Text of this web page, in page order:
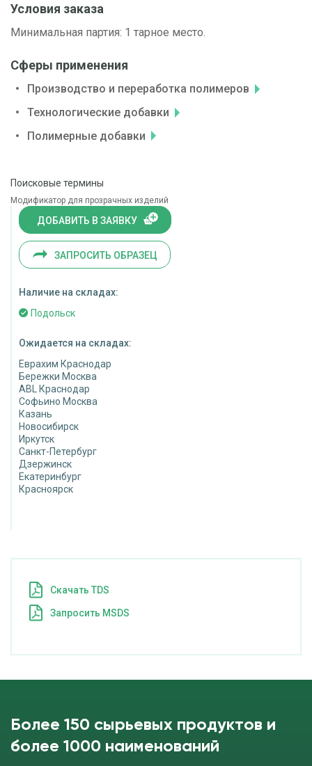
Условия заказа
Минимальная партия: 1 тарное место.
Сферы применения
Производство и переработка полимеров
Технологические добавки
Полимерные добавки
Поисковые термины
Модификатор для прозрачных изделий
ДОБАВИТЬ В ЗАЯВКУ
ЗАПРОСИТЬ ОБРАЗЕЦ
Наличие на складах:
Подольск
Ожидается на складах:
Еврахим Краснодар
Бережки Москва
ABL Краснодар
Софьино Москва
Казань
Новосибирск
Иркутск
Санкт-Петербург
Дзержинск
Екатеринбург
Красноярск
Cкачать TDS
Запросить MSDS
Более 150 сырьевых продуктов и
более 1000 наименований